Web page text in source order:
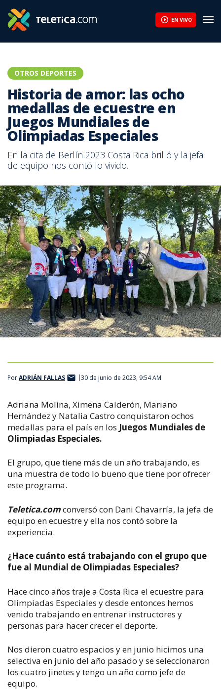
EN VIVO
OTROS DEPORTES
Historia de amor: las ocho
medallas de ecuestre en
Juegos Mundiales de
Olimpiadas Especiales
En la cita de Berlín 2023 Costa Rica brilló y la jefa
de equipo nos contó lo vivido.
PorADRIÁN FALLAS 30 de junio de 2023, 9:54 AM
Adriana Molina, Ximena Calderón, Mariano
Hernández y Natalia Castro conquistaronochos
medallas para el país en los Juegos Mundiales de
Olimpiadas Especiales.
El grupo, que tiene más de un año trabajando, es
una muestra de todo lo bueno que tiene por ofrecer
este programa.
Teletica.comconversó con Dani Chavarría, la jefa de
equipo en ecuestre y ella nos contó sobre la
experiencia.
¿Hace cuánto está trabajando con el grupo que
fue al Mundial de Olimpiadas Especiales?
Hace cinco años traje a Costa Rica el ecuestre para
Olimpiadas Especiales y desde entonces hemos
venido trabajando en entrenar instructores y
personas para hacer crecer el deporte.
Nos dieron cuatro espacios y en junio hicimos una
selectiva en junio del año pasado y se seleccionaron
los cuatro jinetes y tengo un año como jefe de
equipo.